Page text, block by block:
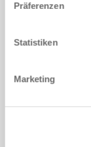
Präferenzen
Statistiken
Marketing